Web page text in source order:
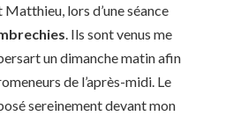
Matthieu, lors d’une séance
. Ils sont venus me
un dimanche matin afin
de l’après-midi. Le
sereinement devant mon